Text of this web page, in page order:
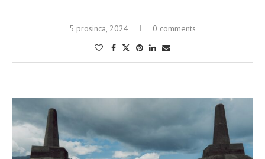
5 prosinca, 2024 0 comments